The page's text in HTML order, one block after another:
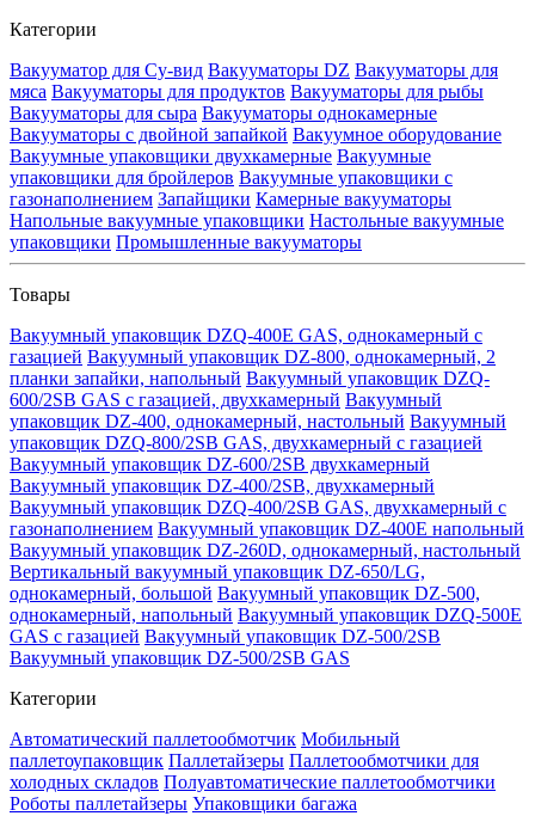
Категории
Вакууматор для Су-вид Вакууматоры DZ Вакууматоры для
мяса Вакууматоры для продуктов Вакууматоры для рыбы
Вакууматоры для сыра Вакууматоры однокамерные
Вакууматоры с двойной запайкой Вакуумное оборудование
Вакуумные упаковщики двухкамерные Вакуумные
упаковщики для бройлеров Вакуумные упаковщики с
газонаполнением Запайщики Камерные вакууматоры
Напольные вакуумные упаковщики Настольные вакуумные
упаковщики Промышленные вакууматоры
Товары
Вакуумный упаковщик DZQ-400E GAS, однокамерный с
газацией Вакуумный упаковщик DZ-800, однокамерный, 2
планки запайки, напольный Вакуумный упаковщик DZQ-
600/2SB GAS с газацией, двухкамерный Вакуумный
упаковщик DZ-400, однокамерный, настольный Вакуумный
упаковщик DZQ-800/2SB GAS, двухкамерный с газацией
Вакуумный упаковщик DZ-600/2SB двухкамерный
Вакуумный упаковщик DZ-400/2SB, двухкамерный
Вакуумный упаковщик DZQ-400/2SB GAS, двухкамерный с
газонаполнением Вакуумный упаковщик DZ-400E напольный
Вакуумный упаковщик DZ-260D, однокамерный, настольный
Вертикальный вакуумный упаковщик DZ-650/LG,
однокамерный, большой Вакуумный упаковщик DZ-500,
однокамерный, напольный Вакуумный упаковщик DZQ-500E
GAS с газацией Вакуумный упаковщик DZ-500/2SB
Вакуумный упаковщик DZ-500/2SB GAS
Категории
Автоматический паллетообмотчик Мобильный
паллетоупаковщик Паллетайзеры Паллетообмотчики для
холодных складов Полуавтоматические паллетообмотчики
Роботы паллетайзеры Упаковщики багажа